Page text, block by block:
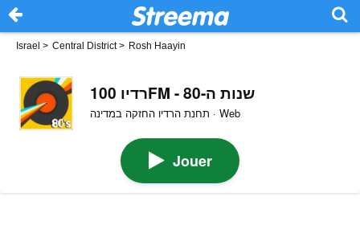
Israel > Central District> Rosh Haayin
רדיו 100FM - שנות ה-80
תחנת הרדיו החזקה במדינה · Web
Jouer